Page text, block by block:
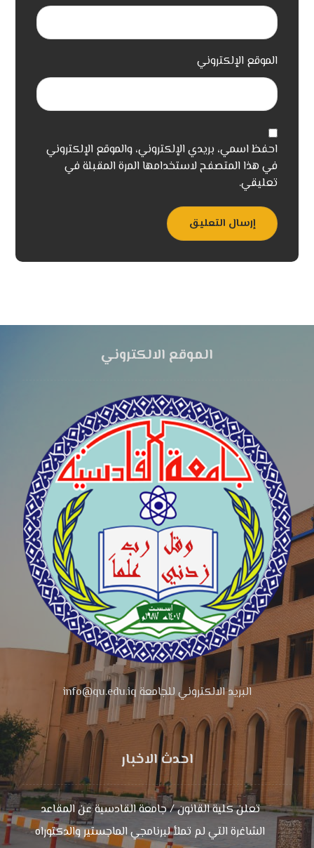
الموقع الإلكتروني
احفظ اسمي، بريدي الإلكتروني، والموقع الإلكتروني
في هذا المتصفح لاستخدامها المرة المقبلة في
تعليقي.
إرسال التعليق
الموقع الالكتروني
البريد الالكتروني للجامعة info@qu.edu.iq
احدث الاخبار
تعلن كلية القانون / جامعة القادسية عن المقاعد
الشاغرة التي لم تملأ لبرنامجي الماجستير والدكتوراه